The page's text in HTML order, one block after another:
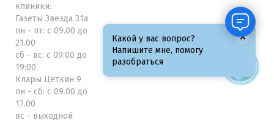
клиники:
Газеты Звезда 31а
пн - пт: с 09.00 до
21.00
сб - вс: с 09:00 до
19:00
Клары Цеткин 9
пн - сб: с 09.00 до
17.00
вс - выходной
Какой у вас вопрос?
Напишите мне, помогу
разобраться
×